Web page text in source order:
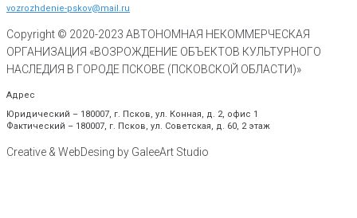
vozrozhdenie-pskov@mail.ru
Copyright © 2020-2023 АВТОНОМНАЯ НЕКОММЕРЧЕСКАЯ
ОРГАНИЗАЦИЯ «ВОЗРОЖДЕНИЕ ОБЪЕКТОВ КУЛЬТУРНОГО
НАСЛЕДИЯ В ГОРОДЕ ПСКОВЕ (ПСКОВСКОЙ ОБЛАСТИ)»
Адрес
Юридический – 180007, г. Псков, ул. Конная, д. 2, офис 1
Фактический – 180007, г. Псков, ул. Советская, д. 60, 2 этаж
Creative & WebDesing by GaleeArt Studio